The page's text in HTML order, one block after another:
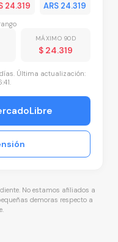
24.319 ARS 24.319
MÁXIMO 90D
$ 24.319
Última actualización:
.
No estamos afiliados a
demoras respecto a